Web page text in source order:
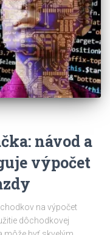
návod a
výpočet
na výpočet
dôchodkovej